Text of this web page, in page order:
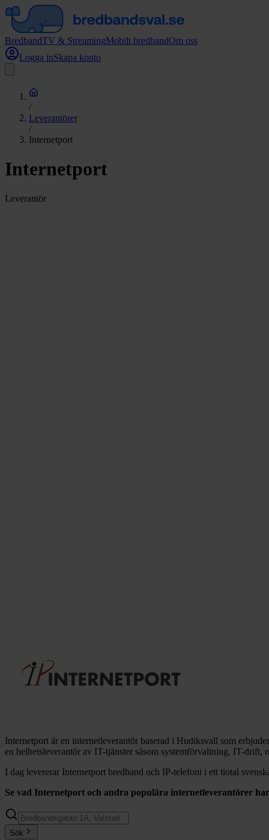
BredbandTV & StreamingMobilt bredbandOm oss
Logga inSkapa konto
/
Leverantörer
/
Internetport
Internetport
Leverantör
Internetport är en internetleverantör baserad i Hudiksvall som
en helhetsleverantör av IT-tjänster såsom systemförvaltning, IT-drift,
I dag levererar Internetport bredband och IP-telefoni i ett tiotal
Se vad Internetport och andra populära internetleverantörer
Sök